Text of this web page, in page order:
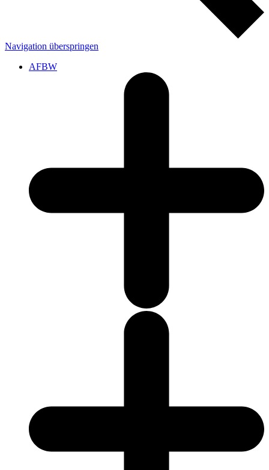
Navigation überspringen
AFBW